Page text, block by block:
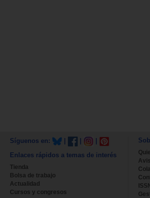
Síguenos en:
Enlaces rápidos a temas de interés
Tienda
Bolsa de trabajo
Actualidad
Cursos y congresos